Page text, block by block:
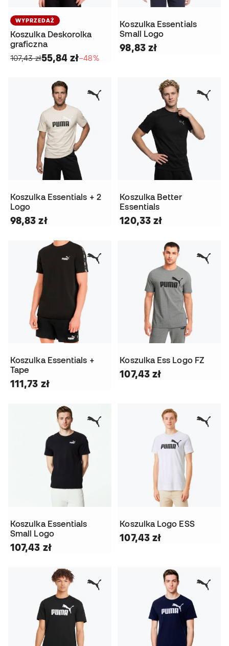
WYPRZEDAŻ
Koszulka Deskorolka
graficzna
107,43 zł55,84 zł−48%
Koszulka Essentials
Small Logo
98,83 zł
Koszulka Essentials + 2
Logo
98,83 zł
Koszulka Better
Essentials
120,33 zł
Koszulka Essentials +
Tape
111,73 zł
Koszulka Ess Logo FZ
107,43 zł
Koszulka Essentials
Small Logo
107,43 zł
Koszulka Logo ESS
107,43 zł